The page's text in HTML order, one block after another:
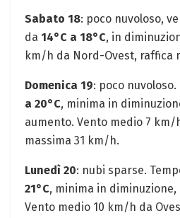
Sabato 18: poco nuvoloso,
da 14°C a 18°C, in
km/h da Nord-Ovest, raffica
Domenica 19: poco
a 20°C, minima in
aumento. Vento medio 7 km/
massima 31 km/h.
Lunedì 20: nubi sparse.
21°C, minima in
Vento medio 10 km/h da